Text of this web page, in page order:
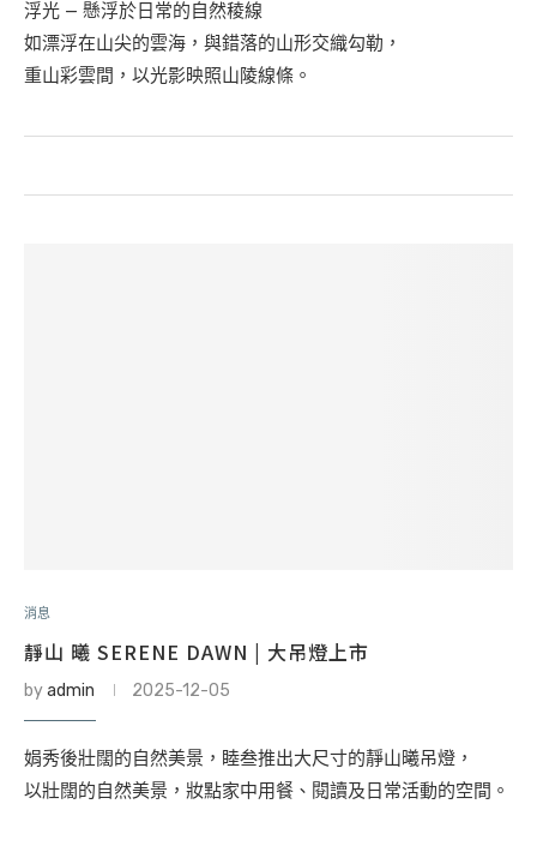
浮光 — 懸浮於日常的自然稜線
如漂浮在山尖的雲海，與錯落的山形交織勾勒，
重山彩雲間，以光影映照山陵線條。
消息
靜山 曦 SERENE DAWN | 大吊燈上市
byadmin 2025-12-05
娟秀後壯闊的自然美景，睦叁推出大尺寸的靜山曦吊燈，
以壯闊的自然美景，妝點家中用餐、閱讀及日常活動的空間。